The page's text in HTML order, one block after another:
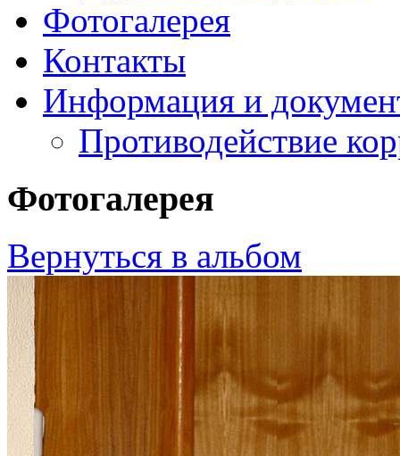
Фотогалерея
Контакты
Информация и
Противодействие
Фотогалерея
Вернуться в альбом